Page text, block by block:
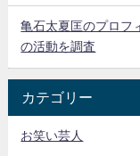
亀石太夏匡のプロフ
の活動を調査
カテゴリー
お笑い芸人